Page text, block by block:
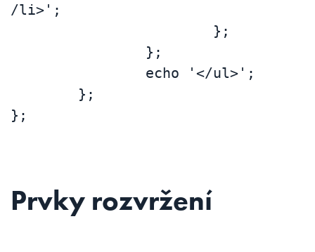
/li>';
};
Prvky rozvržení